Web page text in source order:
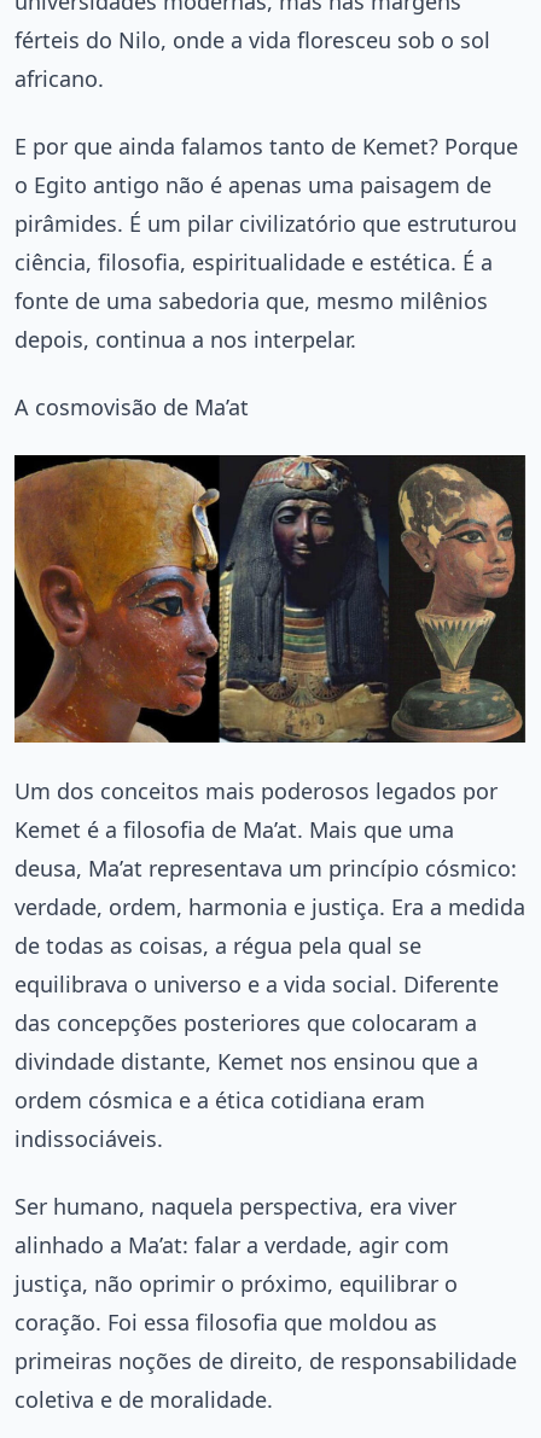
férteis do Nilo, onde a vida floresceu sob o sol
africano.
E por que ainda falamos tanto de Kemet? Porque
o Egito antigo não é apenas uma paisagem de
pirâmides. É um pilar civilizatório que estruturou
ciência, filosofia, espiritualidade e estética. É a
fonte de uma sabedoria que, mesmo milênios
depois, continua a nos interpelar.
A cosmovisão de Ma’at
Um dos conceitos mais poderosos legados por
Kemet é a filosofia de Ma’at. Mais que uma
deusa, Ma’at representava um princípio cósmico:
verdade, ordem, harmonia e justiça. Era a medida
de todas as coisas, a régua pela qual se
equilibrava o universo e a vida social. Diferente
das concepções posteriores que colocaram a
divindade distante, Kemet nos ensinou que a
ordem cósmica e a ética cotidiana eram
indissociáveis.
Ser humano, naquela perspectiva, era viver
alinhado a Ma’at: falar a verdade, agir com
justiça, não oprimir o próximo, equilibrar o
coração. Foi essa filosofia que moldou as
primeiras noções de direito, de responsabilidade
coletiva e de moralidade.